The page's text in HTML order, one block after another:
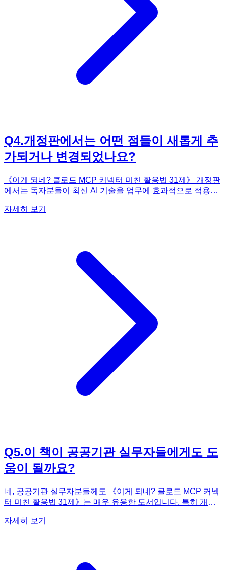
까지 자동화할 수 있습니다. 《이게 되네? 클로드 MCP 커넥
터 미친 활용법 31제》에서는 이처럼 노션, 옵시디언, 지메일,
구글 드라이브, 엑셀, 캔바, 피그마, 어도비, 공공데이터, 깃허
브, 버셀 등 실제 업무에 밀접한 31가지 예제를 통해 AI 대통합
업무 자동화의 가능성을 보여줍니다.
Q4.개정판에서는 어떤 점들이 새롭게 추
가되거나 변경되었나요?
《이게 되네? 클로드 MCP 커넥터 미친 활용법 31제》 개정판
에서는 독자분들이 최신 AI 기술을 업무에 효과적으로 적용할
클로드의 최신 기능인 스킬, 웹 검색, 리서치 모드, 스타일 설
정을 '클로드 커넥터'를 활용하여 훨씬 더 쉽고 직관적으로 연
결하는 방법을 소개하여 접근성을 높였습니다. 셋째, 캔바, 피
그마, 어도비 등 실무에서 필수적인 디자인 도구들과 클로드를
함께 사용하여 디자인 작업을 효율화하는 방법을 새롭게 추가
했습니다. 넷째, 공공기관 실무자들을 위해 hwpx 파일 처리,
공공데이터포털 활용 등 공공 업무와 관련된 실제적인 예제를
전격 추가하여 책의 활용도를 더욱 높였습니다. 이처럼 개정판
은 최신 트렌드를 반영하고 독자들의 실질적인 요구를 충족시
키기 위해 심혈을 기울여 업데이트되었습니다.
자세히 보기
Q5.이 책이 공공기관 실무자들에게도 도
움이 될까요?
네, 공공기관 실무자분들께도 《이게 되네? 클로드 MCP 커넥
터 미친 활용법 31제》는 매우 유용한 도서입니다. 특히 개정
추가되었습니다. 예를 들어, 공공기관에서 자주 사용되는
효율적으로 다루고, 보고서 작성이나 자료 분석 업무를 자동화
자세히 보기